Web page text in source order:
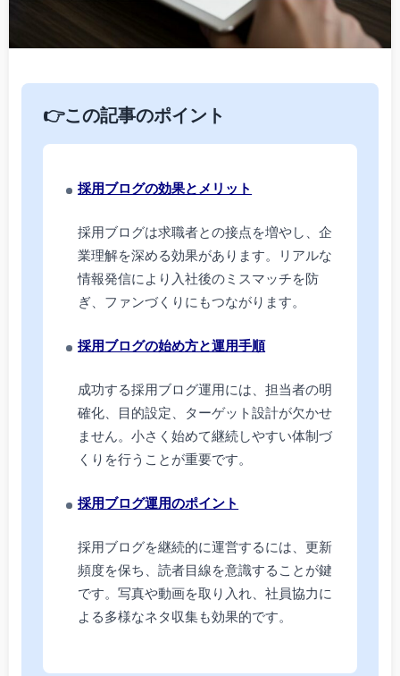
👉この記事のポイント
採用ブログの効果とメリット
採用ブログは求職者との接点を増やし、企
業理解を深める効果があります。リアルな
情報発信により入社後のミスマッチを防
ぎ、ファンづくりにもつながります。
採用ブログの始め方と運用手順
成功する採用ブログ運用には、担当者の明
確化、目的設定、ターゲット設計が欠かせ
ません。小さく始めて継続しやすい体制づ
くりを行うことが重要です。
採用ブログ運用のポイント
採用ブログを継続的に運営するには、更新
頻度を保ち、読者目線を意識することが鍵
です。写真や動画を取り入れ、社員協力に
よる多様なネタ収集も効果的です。